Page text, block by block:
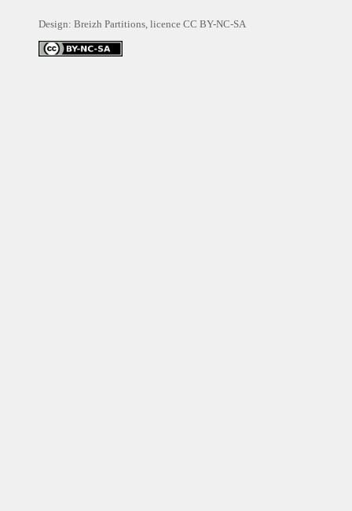
Design: Breizh Partitions, licence CC BY-NC-SA